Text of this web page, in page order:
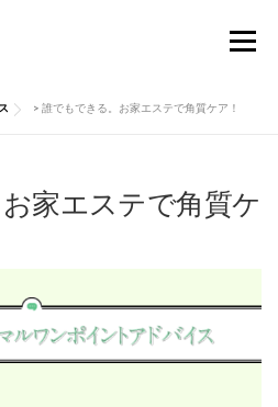
メニュー
いい話 Q&A
> 誰でもできる。お家エステで角質ケア！
家エステで角質ケ